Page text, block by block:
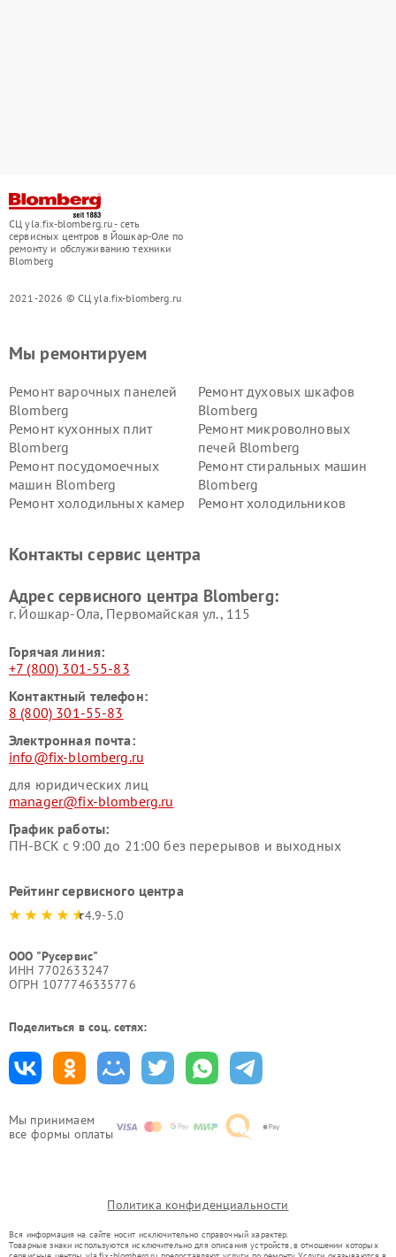
СЦ yla.fix-blomberg.ru - сеть
сервисных центров в Йошкар-Оле по
ремонту и обслуживанию техники
Blomberg
2021-2026 © СЦ yla.fix-blomberg.ru
Мы принимаем
все формы оплаты
Мы ремонтируем
Ремонт варочных панелей
Blomberg
Ремонт духовых шкафов
Blomberg
Ремонт кухонных плит
Blomberg
Ремонт микроволновых
печей Blomberg
Ремонт посудомоечных
машин Blomberg
Ремонт стиральных машин
Blomberg
Ремонт холодильных камер
Ремонт холодильников
Контакты сервис центра
Адрес сервисного центра Blomberg:
г. Йошкар-Ола, Первомайская ул., 115
Горячая линия:
+7 (800) 301-55-83
Контактный телефон:
8 (800) 301-55-83
Электронная почта:
info@fix-blomberg.ru
для юридических лиц
manager@fix-blomberg.ru
График работы:
ПН-ВСК с 9:00 до 21:00 без перерывов и выходных
Рейтинг сервисного центра
4.9-5.0
ООО "Русервис"
ИНН 7702633247
ОГРН 1077746335776
Поделиться в соц. сетях:
Политика конфиденциальности
Вся информация на сайте носит исключительно справочный характер.
Товарные знаки используются исключительно для описания устройств, в отношении которых